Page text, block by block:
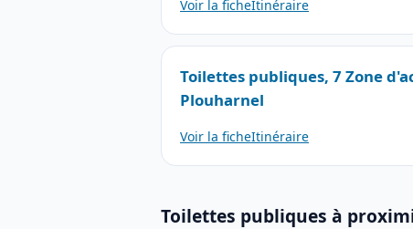
Voir la ficheItinéraire
Toilettes publiques, 7 Zone
Plouharnel
Voir la ficheItinéraire
Toilettes publiques à